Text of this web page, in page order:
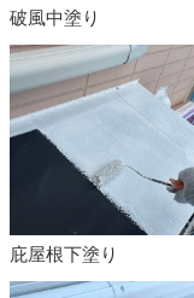
破風中塗り
庇屋根下塗り